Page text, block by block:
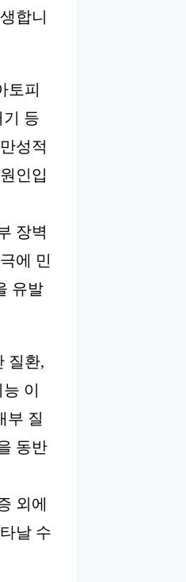
합니
토피
등
성적
인입
장벽
에 민
유발
질환,
이
부 질
동반
외에
날 수